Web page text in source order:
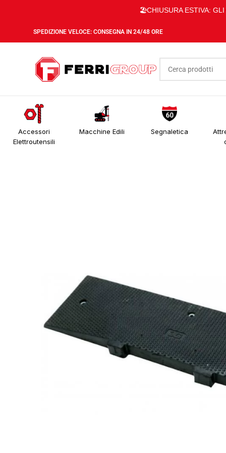
🏖️CHIUSURA ESTIVA: GLI
SPEDIZIONE VELOCE: CONSEGNA IN 24/48 ORE
Accessori
Elettroutensili
Macchine Edili Segnaletica